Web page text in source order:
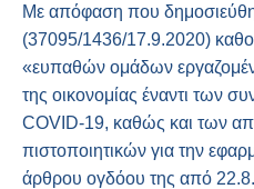
Με απόφαση που
(37095/1436/17.9.2020)
«ευπαθών ομάδων
της οικονομίας έναντι των
COVID-19, καθώς και των
πιστοποιητικών για την
άρθρου ογδόου της από